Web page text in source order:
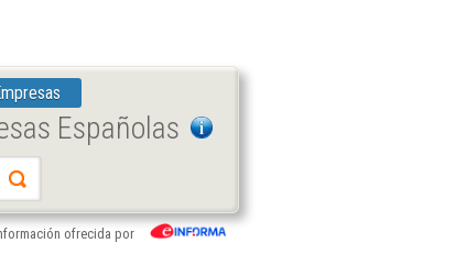
Españolas
ofrecida por